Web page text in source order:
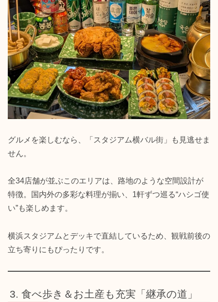
グルメを楽しむなら、「スタジアム横バル街」も見逃せま
せん。
全34店舗が並ぶこのエリアは、路地のような空間設計が
特徴。国内外の多彩な料理が揃い、1軒ずつ巡る“ハシゴ使
い”も楽しめます。
横浜スタジアムとデッキで直結しているため、観戦前後の
立ち寄りにもぴったりです。
食べ歩き＆お土産も充実「継承の道」